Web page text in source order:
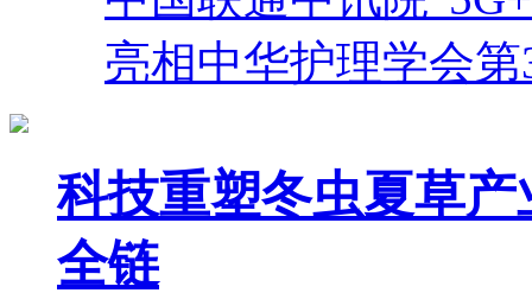
亮相中华护理学会
科技重塑冬虫夏草
全链